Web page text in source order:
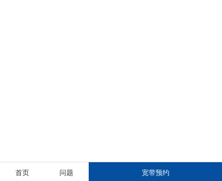
首页 问题 宽带预约